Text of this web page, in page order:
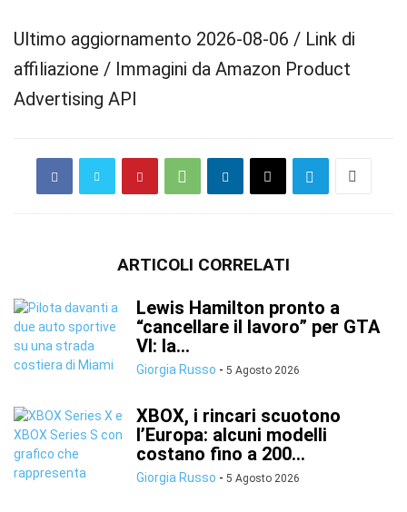
Ultimo aggiornamento 2026-08-06 / Link di
affiliazione / Immagini da Amazon Product
Advertising API
ARTICOLI CORRELATI
Lewis Hamilton pronto a
“cancellare il lavoro” per GTA
VI: la...
Giorgia Russo - 5 Agosto 2026
XBOX, i rincari scuotono
l’Europa: alcuni modelli
costano fino a 200...
Giorgia Russo - 5 Agosto 2026